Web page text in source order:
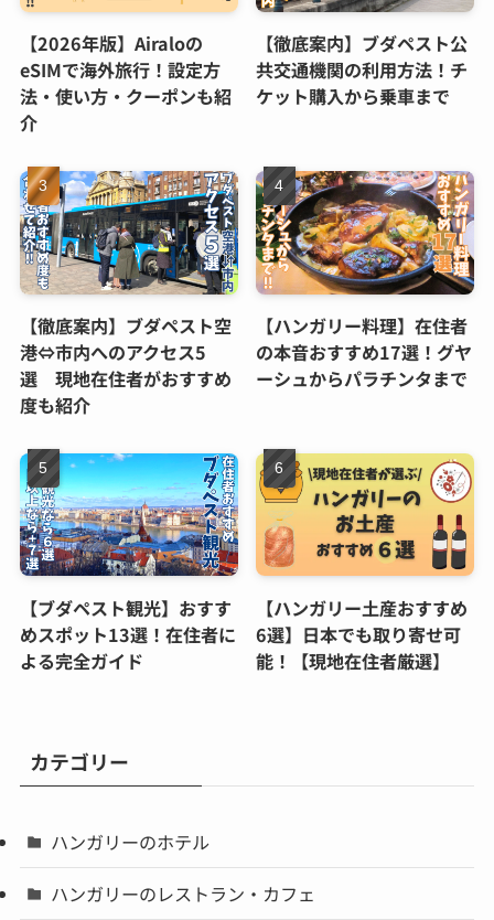
【2026年版】Airaloの
eSIMで海外旅行！設定方
法・使い方・クーポンも紹
介
【徹底案内】ブダペスト公
共交通機関の利用方法！チ
ケット購入から乗車まで
【徹底案内】ブダペスト空
港⇔市内へのアクセス5
選 現地在住者がおすすめ
度も紹介
【ハンガリー料理】在住者
の本音おすすめ17選！グヤ
ーシュからパラチンタまで
【ブダペスト観光】おすす
めスポット13選！在住者に
よる完全ガイド
【ハンガリー土産おすすめ
6選】日本でも取り寄せ可
能！【現地在住者厳選】
カテゴリー
ハンガリーのホテル
ハンガリーのレストラン・カフェ